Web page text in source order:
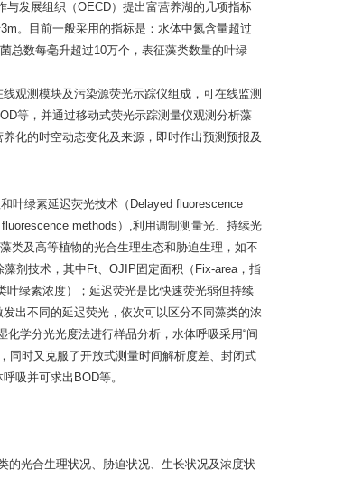
发展组织（OECD）提出富营养湖的几项指标
。目前一般采用的指标是：水体中氮含量超过
总数每毫升超过10万个，表征藻类数量的叶绿
观测模块及污染源荧光示踪仪组成，可在线监测
等，并通过移动式荧光示踪测量仪观测分析藻
化的时空动态变化及来源，即时作出预测预报及
叶绿素延迟荧光技术（Delayed fluorescence
methods）,利用调制测量光、持续光
类及高等植物的光合生理生态和胁迫生理，如不
剂技术，其中Ft、OJIP固定面积（Fix-area，指
绿素浓度）；延迟荧光是比快速荧光弱但持续
出不同的延迟荧光，依次可以区分不同藻类的浓
学分光光度法进行样品分析，水体呼吸采用“间
同时又克服了开放式测量时间解析度差、封闭式
吸并可求出BOD等。
光合生理状况、胁迫状况、生长状况及浓度状